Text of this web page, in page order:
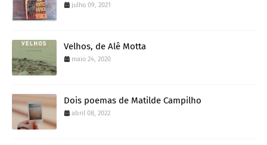
julho 09, 2021
Velhos, de Alê Motta
maio 24, 2020
Dois poemas de Matilde Campilho
abril 08, 2022